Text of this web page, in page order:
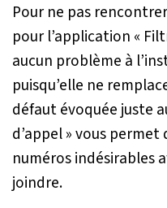
Pour ne pas
pour l’application «
aucun problème à
puisqu’elle ne
défaut évoquée juste
d’appel » vous
numéros indésirables
joindre.